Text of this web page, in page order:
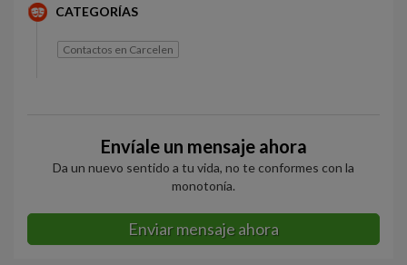
CATEGORÍAS
Contactos en Carcelen
Envíale un mensaje ahora
Da un nuevo sentido a tu vida, no te conformes con la
monotonía.
Enviar mensaje ahora